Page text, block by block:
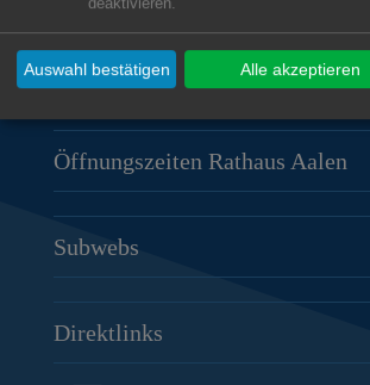
73430Aalen
07361 52-0
presseamt@aalen.de
Öffnungszeiten Rathaus Aalen
Subwebs
Direktlinks
deaktivieren.
Auswahl bestätigen Alle akzeptieren